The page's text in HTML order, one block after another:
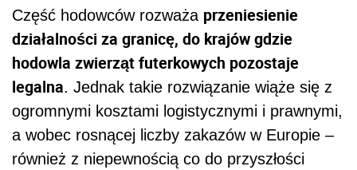
Część hodowców rozważa przeniesienie
działalności za granicę, do krajów gdzie
hodowla zwierząt futerkowych pozostaje
legalna. Jednak takie rozwiązanie wiąże się z
ogromnymi kosztami logistycznymi i prawnymi,
a wobec rosnącej liczby zakazów w Europie –
również z niepewnością co do przyszłości